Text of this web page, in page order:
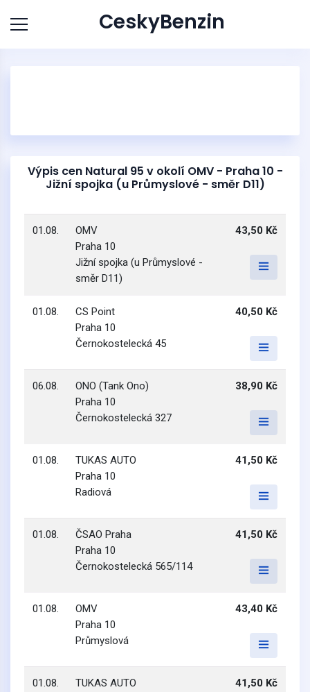
CeskyBenzin
Výpis cen Natural 95 v okolí OMV - Praha 10 -
Jižní spojka (u Průmyslové - směr D11)
01.08.
OMV
Praha 10
Jižní spojka (u Průmyslové -
směr D11)
43,50 Kč
01.08.
CS Point
Praha 10
Černokostelecká 45
40,50 Kč
06.08.
ONO (Tank Ono)
Praha 10
Černokostelecká 327
38,90 Kč
01.08.
TUKAS AUTO
Praha 10
Radiová
41,50 Kč
01.08.
ČSAO Praha
Praha 10
Černokostelecká 565/114
41,50 Kč
01.08.
OMV
Praha 10
Průmyslová
43,40 Kč
01.08.
TUKAS AUTO
41,50 Kč